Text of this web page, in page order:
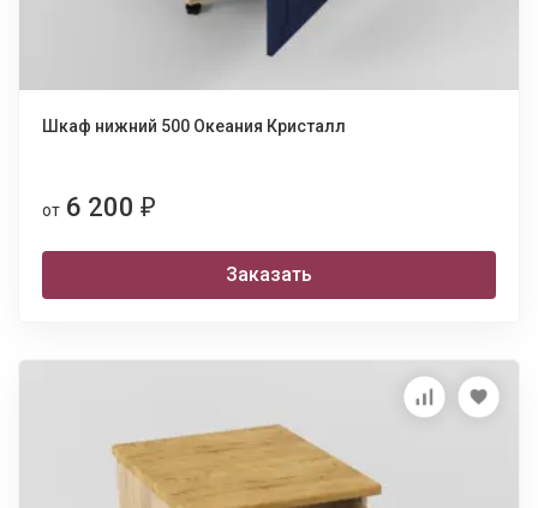
Шкаф нижний 500 Океания Кристалл
от 6 200 ₽
Заказать